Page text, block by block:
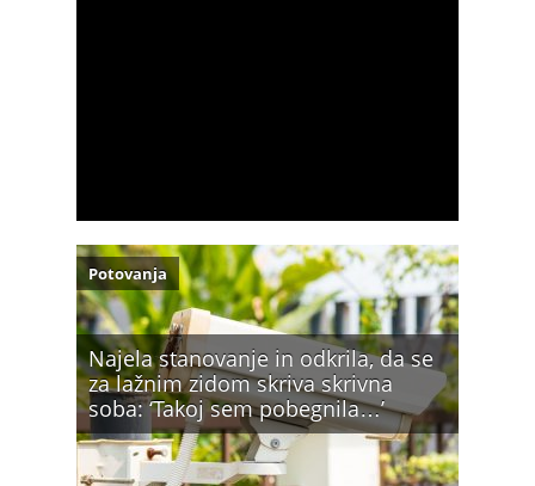
Najela stanovanje in odkrila, da se
za lažnim zidom skriva skrivna
soba: ‘Takoj sem pobegnila…’
Potovanja